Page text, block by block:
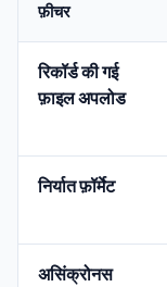
फ़ीचर
रिकॉर्ड की गई
फ़ाइल अपलोड
निर्यात फ़ॉर्मेट
असिंक्रोनस